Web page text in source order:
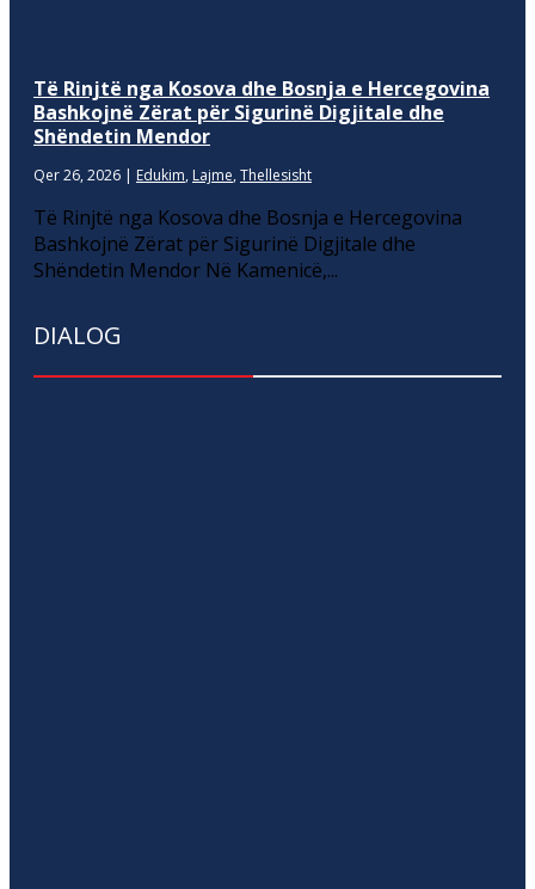
Të Rinjtë nga Kosova dhe Bosnja e Hercegovina
Bashkojnë Zërat për Sigurinë Digjitale dhe
Shëndetin Mendor
Qer 26, 2026 | Edukim, Lajme, Thellesisht
Të Rinjtë nga Kosova dhe Bosnja e Hercegovina
Bashkojnë Zërat për Sigurinë Digjitale dhe
Shëndetin Mendor Në Kamenicë,...
DIALOG